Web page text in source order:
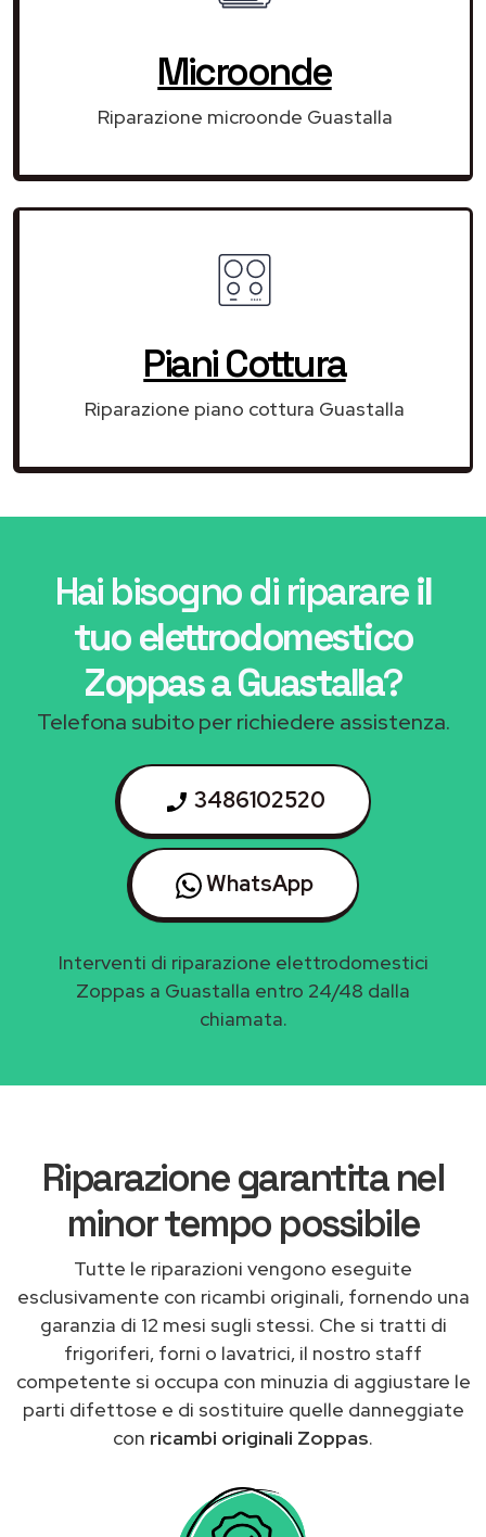
Microonde
Riparazione microonde Guastalla
Piani Cottura
Riparazione piano cottura Guastalla
Hai bisogno di riparareil
tuo elettrodomestico
Zoppas a Guastalla?
Telefona subito per richiedere assistenza.
3486102520
WhatsApp
Interventi di riparazione elettrodomestici
Zoppas a Guastalla entro 24/48 dalla
chiamata.
Riparazione garantita nel
minor tempo possibile
Tutte le riparazioni vengono eseguite
esclusivamente con ricambi originali, fornendo una
garanzia di 12 mesi sugli stessi. Che si tratti di
frigoriferi, forni o lavatrici, il nostro staff
competente si occupa con minuzia di aggiustare le
parti difettose e di sostituire quelle danneggiate
con ricambi originali Zoppas.